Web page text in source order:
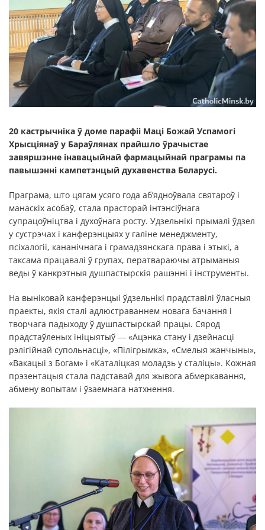
20 кастрычніка ў доме парафіі Маці Божай Успамогі
Хрысціянаў у Бараўлянах прайшло ўрачыстае
завяршэнне інавацыйнай фармацыйнай праграмы па
павышэнні кампетэнцый духавенства Беларусі.
Праграма, што цягам усяго года аб’ядноўвала святароў і
манаскіх асобаў, стала прасторай інтэнсіўнага
супрацоўніцтва і духоўнага росту. Удзельнікі прымалі ўдзел
у сустрэчах і канферэнцыях у галіне менеджменту,
псіхалогіі, кананічнага і грамадзянскага права і этыкі, а
таксама працавалі ў групах, ператвараючы атрыманыя
веды ў канкрэтныя душпастырскія рашэнні і інструменты.
На выніковай канферэнцыі ўдзельнікі прадставілі ўласныя
праекты, якія сталі адлюстраваннем новага бачання і
творчага падыходу ў душпастырскай працы. Сярод
прадстаўленых ініцыятыў ― «Ацэнка стану і дзейнасці
рэлігійнай супольнасці», «Пілігрымка», «Смелыя жанчыны»,
«Вакацыі з Богам» і «Каталіцкая моладзь у сталіцы». Кожная
прэзентацыя стала падставай для жывога абмеркавання,
абмену вопытам і ўзаемнага натхнення.